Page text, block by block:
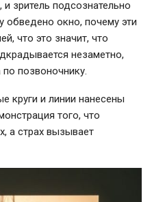
и зритель подсознательно
обведено окно, почему эти
что это значит, что
незаметно,
позвоночнику.
круги и линии нанесены
того, что
а страх вызывает